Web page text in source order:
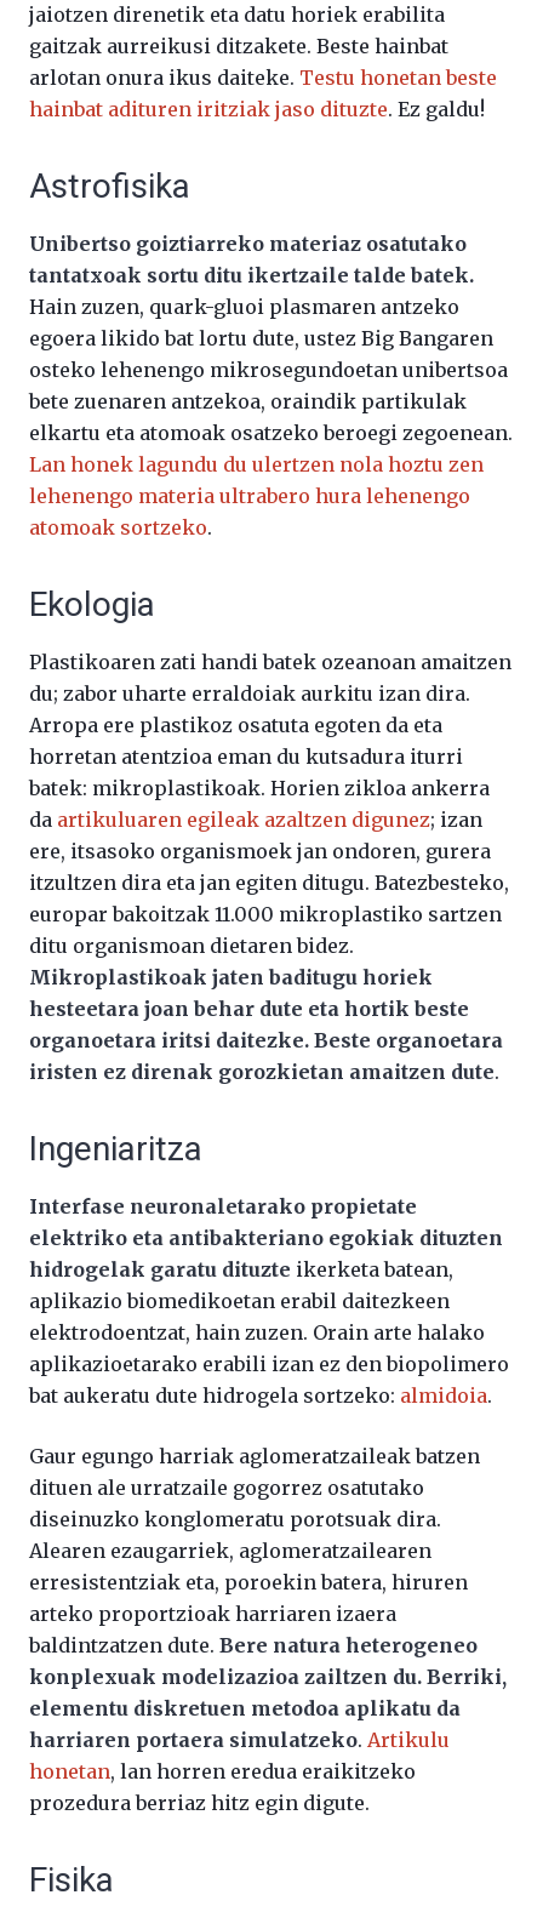
jaiotzen direnetik eta datu horiek erabilita
gaitzak aurreikusi ditzakete. Beste hainbat
arlotan onura ikus daiteke. Testu honetan beste
hainbat adituren iritziak jaso dituzte. Ez galdu!
Astrofisika
Unibertso goiztiarreko materiaz osatutako
tantatxoak sortu ditu ikertzaile talde batek.
Hain zuzen, quark-gluoi plasmaren antzeko
egoera likido bat lortu dute, ustez Big Bangaren
osteko lehenengo mikrosegundoetan unibertsoa
bete zuenaren antzekoa, oraindik partikulak
elkartu eta atomoak osatzeko beroegi zegoenean.
Lan honek lagundu du ulertzen nola hoztu zen
lehenengo materia ultrabero hura lehenengo
atomoak sortzeko.
Ekologia
Plastikoaren zati handi batek ozeanoan amaitzen
du; zabor uharte erraldoiak aurkitu izan dira.
Arropa ere plastikoz osatuta egoten da eta
horretan atentzioa eman du kutsadura iturri
batek: mikroplastikoak. Horien zikloa ankerra
da artikuluaren egileak azaltzen digunez; izan
ere, itsasoko organismoek jan ondoren, gurera
itzultzen dira eta jan egiten ditugu. Batezbesteko,
europar bakoitzak 11.000 mikroplastiko sartzen
ditu organismoan dietaren bidez.
Mikroplastikoak jaten baditugu horiek
hesteetara joan behar dute eta hortik beste
organoetara iritsi daitezke. Beste organoetara
iristen ez direnak gorozkietan amaitzen dute.
Ingeniaritza
Interfase neuronaletarako propietate
elektriko eta antibakteriano egokiak dituzten
hidrogelak garatu dituzte ikerketa batean,
aplikazio biomedikoetan erabil daitezkeen
elektrodoentzat, hain zuzen. Orain arte halako
aplikazioetarako erabili izan ez den biopolimero
bat aukeratu dute hidrogela sortzeko: almidoia.
Gaur egungo harriak aglomeratzaileak batzen
dituen ale urratzaile gogorrez osatutako
diseinuzko konglomeratu porotsuak dira.
Alearen ezaugarriek, aglomeratzailearen
erresistentziak eta, poroekin batera, hiruren
arteko proportzioak harriaren izaera
baldintzatzen dute. Bere natura heterogeneo
konplexuak modelizazioa zailtzen du. Berriki,
elementu diskretuen metodoa aplikatu da
harriaren portaera simulatzeko. Artikulu
honetan, lan horren eredua eraikitzeko
prozedura berriaz hitz egin digute.
Fisika